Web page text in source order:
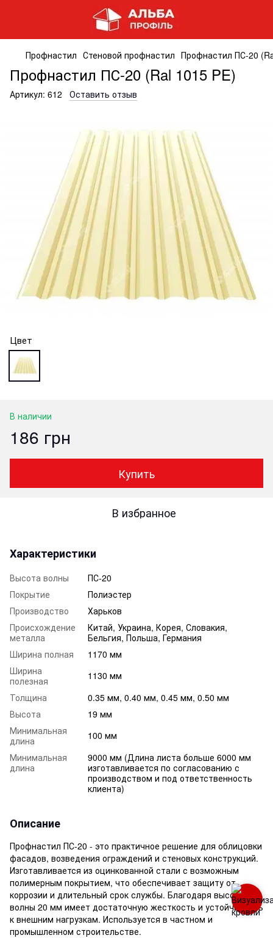
Профнастил Стеновой профнастил Профнастил ПС-20
Профнастил ПС-20 (Ral 1015 PE)
Артикул: 612 Оставить отзыв
Цвет
В наличии
186 грн
Купить
В избранное
Характеристики
Высота волны
ПС-20
Покрытие
Полиэстер
Производство
Харьков
Происхождение
металла
Китай, Украина, Корея, Словакия,
Бельгия, Польша, Германия
Ширина полная
1170 мм
Ширина
полезная
1130 мм
Толщина
0.35 мм, 0.40 мм, 0.45 мм, 0.50 мм
Высота
19 мм
Минимальная
длина
100 мм
Минимальная
длина
9000 мм (Длина листа больше 6000 мм
изготавливается по согласованию с
производством и под ответственность
клиента)
Описание
Профнастил ПС-20 - это практичное решение для облицовки
фасадов, возведения ограждений и стеновых конструкций.
Изготавливается из оцинкованной стали с возможным
полимерным покрытием, что обеспечивает защиту от
коррозии и длительный срок службы. Благодаря высоте
волны 20 мм имеет достаточную жесткость и устойчивость
к внешним нагрузкам. Используется в частном и
промышленном строительстве.